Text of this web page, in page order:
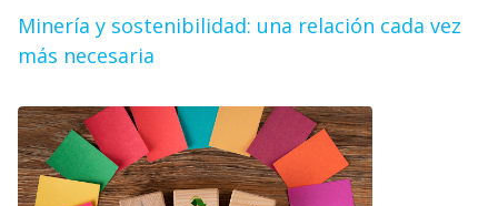
Minería y sostenibilidad: una relación cada vez
más necesaria